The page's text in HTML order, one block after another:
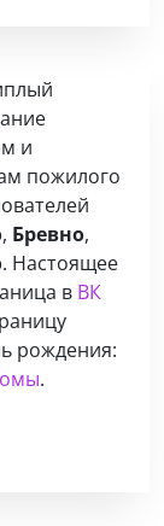
и
пожилого
, Бревно,
. Настоящее
в ВК
рождения:
.